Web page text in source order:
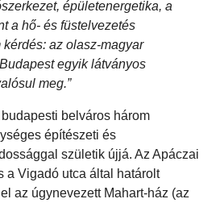
épületenergetika, a
a hő- és füstelvezetés
az olasz-magyar
egyik látványos
meg.”
belváros három
építészeti és
születik újjá. Az Apáczai
a Vigadó utca által határolt
az úgynevezett Mahart-ház (az